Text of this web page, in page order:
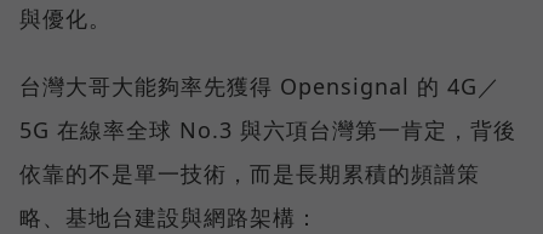
與優化。
台灣大哥大能夠率先獲得 Opensignal 的 4G／
5G 在線率全球 No.3 與六項台灣第一肯定，背後
依靠的不是單一技術，而是長期累積的頻譜策
略、基地台建設與網路架構：